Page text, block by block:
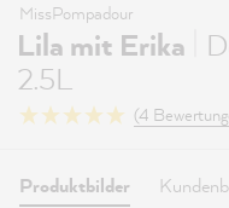
MissPompadour
Lila mit Erika
2.5L
(4
Produktbilder